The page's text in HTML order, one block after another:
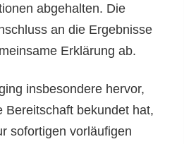
abgehalten. Die
an die Ergebnisse
Erklärung ab.
insbesondere hervor,
Bereitschaft bekundet hat,
sofortigen vorläufigen